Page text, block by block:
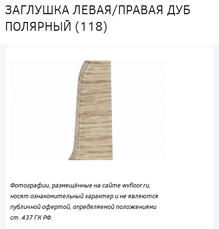
ЗАГЛУШКА ЛЕВАЯ/ПРАВАЯ ДУБ
ПОЛЯРНЫЙ (118)
Фотографии, размещённые на сайте wvfloor.ru,
носят ознакомительный характер и не являются
публичной офертой, определяемой положениями
ст. 437 ГК РФ.